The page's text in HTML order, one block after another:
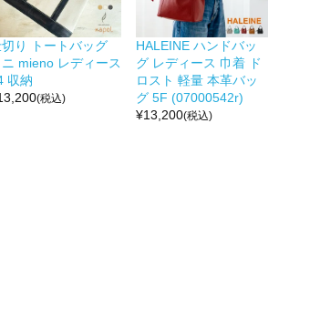
り トートバッグ
mieno レディース
収納
(税込)
HALEINE ハンドバッ
グ レディース 巾着 ド
ロスト 軽量 本革バッ
グ 5F (07000542r)
¥13,200(税込)